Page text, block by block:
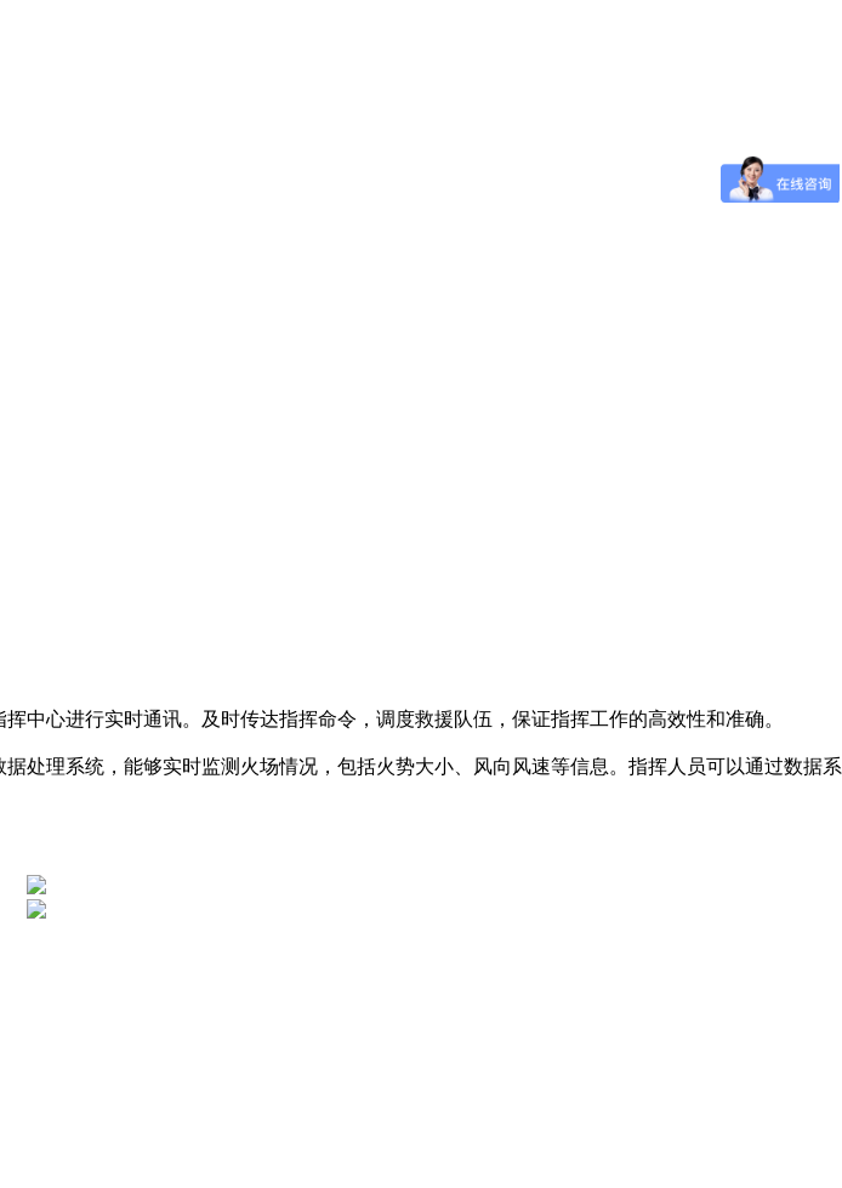
中心进行实时通讯。及时传达指挥命令，调度救援队伍，保证指挥工作的高效性和准确。
处理系统，能够实时监测火场情况，包括火势大小、风向风速等信息。指挥人员可以通过数据系